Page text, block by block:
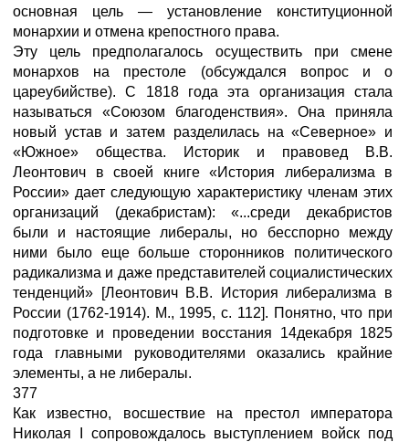
основная цель — установление конституционной
монархии и отмена крепостного права.
Эту цель предполагалось осуществить при смене
монархов на престоле (обсуждался вопрос и о
цареубийстве). С 1818 года эта организация стала
называться «Союзом благоденствия». Она приняла
новый устав и затем разделилась на «Северное» и
«Южное» общества. Историк и правовед В.В.
Леонтович в своей книге «История либерализма в
России» дает следующую характеристику членам этих
организаций (декабристам): «...среди декабристов
были и настоящие либералы, но бесспорно между
ними было еще больше сторонников политического
радикализма и даже представителей социалистических
тенденций» [Леонтович В.В. История либерализма в
России (1762-1914). М., 1995, с. 112]. Понятно, что при
подготовке и проведении восстания 14декабря 1825
года главными руководителями оказались крайние
элементы, а не либералы.
377
Как известно, восшествие на престол императора
Николая I сопровождалось выступлением войск под